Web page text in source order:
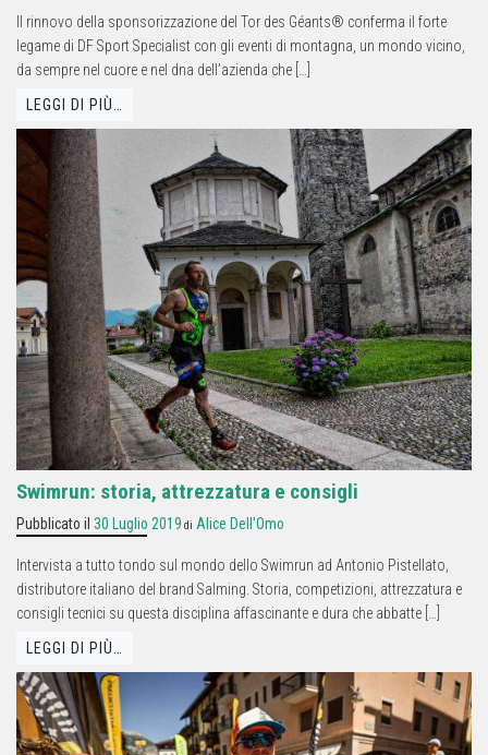
ll rinnovo della sponsorizzazione del Tor des Géants® conferma il forte
legame di DF Sport Specialist con gli eventi di montagna, un mondo vicino,
da sempre nel cuore e nel dna dell’azienda che […]
LEGGI DI PIÙ…
Swimrun: storia, attrezzatura e consigli
Pubblicato il 30 Luglio 2019 di Alice Dell'Omo
Intervista a tutto tondo sul mondo dello Swimrun ad Antonio Pistellato,
distributore italiano del brand Salming. Storia, competizioni, attrezzatura e
consigli tecnici su questa disciplina affascinante e dura che abbatte […]
LEGGI DI PIÙ…